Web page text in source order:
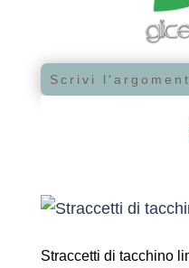
Straccetti di tacchino